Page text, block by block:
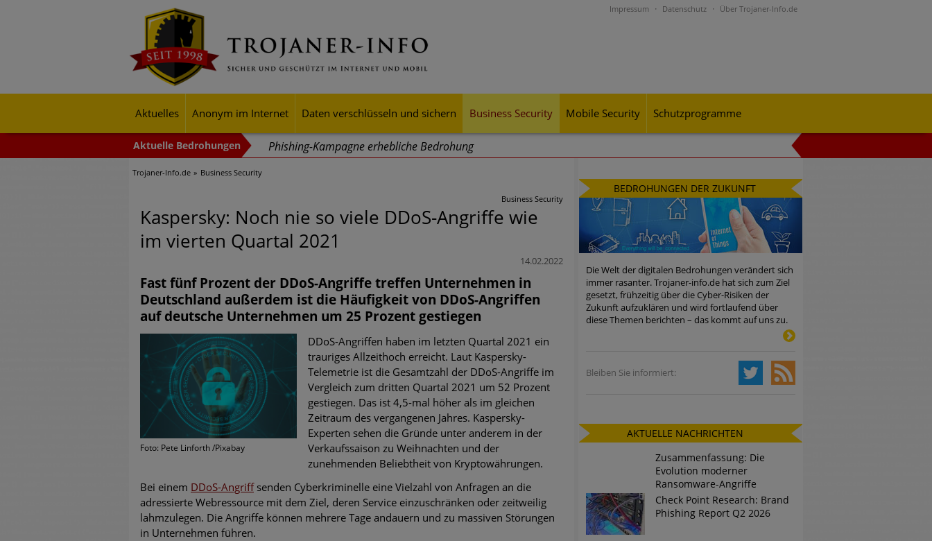
Impressum Datenschutz Über Trojaner-Info.de
Aktuelles Anonym im Internet Daten verschlüsseln und sichern Business Security Mobile Security Schutzprogramme
Phishing-Kampagne erhebliche Bedrohung
Trends bei Cyber Crimes 2024: Experten rechnen mit neue Welle an Social-Engineering-Betrugsmaschen und
Exponentiell wachsende Risiken, eine immer unübersichtlichere Cyber-Bedrohungslage – was CISOs jetzt für
mehr Cyber-Resilienz tun können
Digitale Assets aller Arten im Fokus der aktuellen Cyber-Bedrohungen
Ungebremster Aufstieg: Mega-Ransomware. Deutsche Unternehmen dürfen Bedrohungspotential nicht
unterschätzen
Weiterentwicklung der HTTP-basierten Cyberangriffe lässt Experten vor Tsunami bei Web-DDoS-Angriffen
warnen
Phishing-Trend: Führungskräfte im Visier. Was hilft gegen Harpoon Whaling?
Aktuelle Phishing-Kampagnen mit großen Markennamen – Amazon hat nun reagiert
Fake-Unternehmensprofile auf LinkedIn: Unternehmen und Nutzer im Visier der Datendiebe
Cyber Experience Center in Augsburg
Trojaner-Info.de Business Security
Business Security
Kaspersky: Noch nie so viele DDoS-Angriffe wie
im vierten Quartal 2021
14.02.2022
Fast fünf Prozent der DDoS-Angriffe treffen Unternehmen in
Deutschland außerdem ist die Häufigkeit von DDoS-Angriffen
auf deutsche Unternehmen um 25 Prozent gestiegen
Foto: Pete Linforth /Pixabay
DDoS-Angriffen haben im letzten Quartal 2021 ein
trauriges Allzeithoch erreicht. Laut Kaspersky-
Telemetrie ist die Gesamtzahl der DDoS-Angriffe im
Vergleich zum dritten Quartal 2021 um 52 Prozent
gestiegen. Das ist 4,5-mal höher als im gleichen
Zeitraum des vergangenen Jahres. Kaspersky-
Experten sehen die Gründe unter anderem in der
Verkaufssaison zu Weihnachten und der
zunehmenden Beliebtheit von Kryptowährungen.
Bei einem DDoS-Angriffsenden Cyberkriminelle eine Vielzahl von Anfragen an die
adressierte Webressource mit dem Ziel, deren Service einzuschränken oder zeitweilig
lahmzulegen. Die Angriffe können mehrere Tage andauern und zu massiven Störungen
in Unternehmen führen.
BEDROHUNGEN DER ZUKUNFT
Die Welt der digitalen Bedrohungen verändert sich
immer rasanter. Trojaner-info.de hat sich zum Ziel
gesetzt, frühzeitig über die Cyber-Risiken der
Zukunft aufzuklären und wird fortlaufend über
diese Themen berichten – das kommt auf uns zu.
Bleiben Sie informiert:
AKTUELLE NACHRICHTEN
Zusammenfassung: Die
Evolution moderner
Ransomware-Angriffe
Check Point Research: Brand
Phishing Report Q2 2026